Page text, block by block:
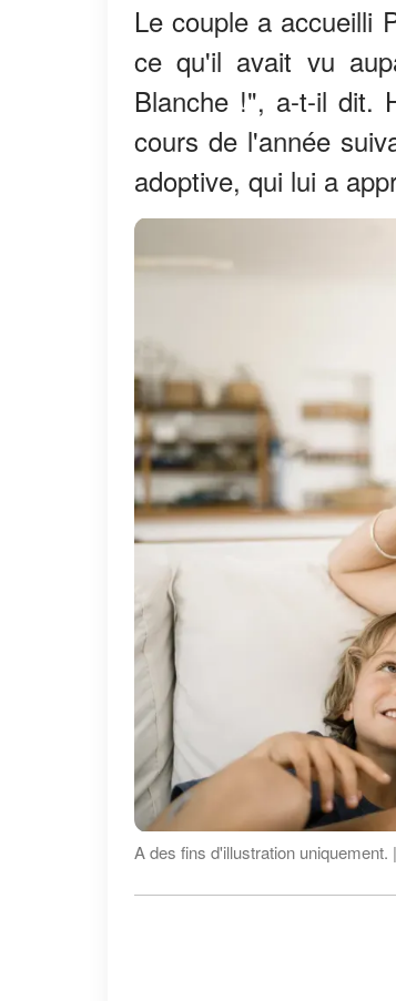
Le couple a accueilli
ce qu'il avait vu
Blanche !", a-t-il dit.
cours de l'année
adoptive, qui lui a
A des fins d'illustration